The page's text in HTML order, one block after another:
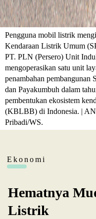
Pengguna mobil listrik
Kendaraan Listrik Umum
PT. PLN (Persero) Unit
mengoperasikan satu unit
penambahan
dan Payakumbuh dalam
pembentukan ekosistem
(KBLBB) di Indonesia. |
Pribadi/WS.
Ekonomi
Hematnya
Listrik